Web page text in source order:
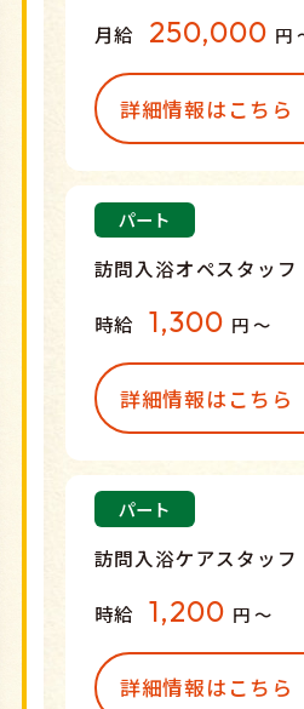
月給 250,000 円
詳細情報はこちら
パート
訪問入浴オペスタッフ
時給 1,300 円 〜
詳細情報はこちら
パート
訪問入浴ケアスタッフ
時給 1,200 円 〜
詳細情報はこちら